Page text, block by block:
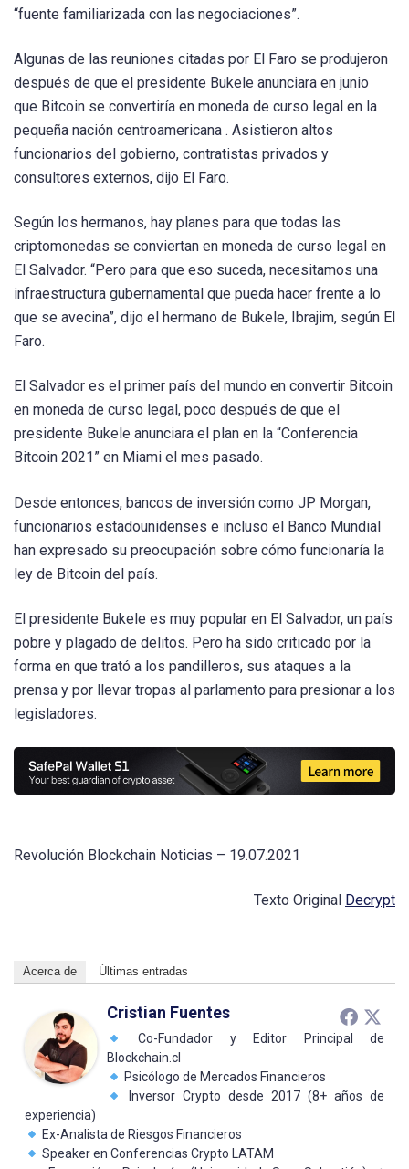
“fuente familiarizada con las negociaciones”.
Algunas de las reuniones citadas por El Faro se produjeron
después de que el presidente Bukele anunciara en junio
que Bitcoin se convertiría en moneda de curso legal en la
pequeña nación centroamericana . Asistieron altos
funcionarios del gobierno, contratistas privados y
consultores externos, dijo El Faro.
Según los hermanos, hay planes para que todas las
criptomonedas se conviertan en moneda de curso legal en
El Salvador. “Pero para que eso suceda, necesitamos una
infraestructura gubernamental que pueda hacer frente a lo
que se avecina”, dijo el hermano de Bukele, Ibrajim, según El
Faro.
El Salvador es el primer país del mundo en convertir Bitcoin
en moneda de curso legal, poco después de que el
presidente Bukele anunciara el plan en la “Conferencia
Bitcoin 2021” en Miami el mes pasado.
Desde entonces, bancos de inversión como JP Morgan,
funcionarios estadounidenses e incluso el Banco Mundial
han expresado su preocupación sobre cómo funcionaría la
ley de Bitcoin del país.
El presidente Bukele es muy popular en El Salvador, un país
pobre y plagado de delitos. Pero ha sido criticado por la
forma en que trató a los pandilleros, sus ataques a la
prensa y por llevar tropas al parlamento para presionar a los
legisladores.
Revolución Blockchain Noticias – 19.07.2021
Texto Original Decrypt
Acerca de Últimas entradas
Cristian Fuentes
Co-Fundador y Editor Principal de
Blockchain.cl
Psicólogo de Mercados Financieros
Inversor Crypto desde 2017 (8+ años de
experiencia)
Ex-Analista de Riesgos Financieros
Speaker en Conferencias Crypto LATAM